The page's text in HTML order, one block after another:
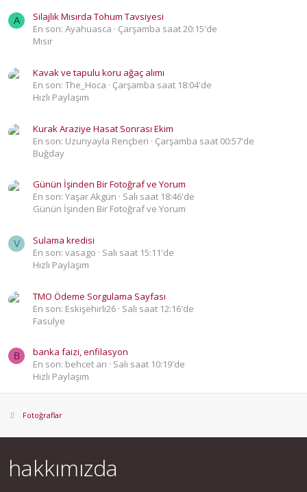
A
Silajlık Mısırda Tohum Tavsiyesi
En son: Ayahuasca
Çarşamba saat 20:15'de
Mısır
Kavak ve tapulu koru ağaç alımı
En son: The_Hoca
Çarşamba saat 18:04'de
Hızlı Paylaşım
Kurak Araziye Hasat Sonrası Ekim
En son: Uzunyayla Rençberi
Çarşamba saat 00:57'de
Buğday
Günün İşinden Bir Fotoğraf ve Yorum
En son: Yaşar Akgün
Salı saat 18:46'de
Günün İşinden Bir Fotoğraf ve Yorum
V
Sulama kredisi
En son: vasago
Salı saat 15:11'de
Hızlı Paylaşım
TMO Ödeme Sorgulama Sayfası
En son: Eskişehirli26 Salı saat 12:16'de
Fasulye
B
banka faizi, enfilasyon
En son: behcet arı
Salı saat 10:19'de
Hızlı Paylaşım
Fotoğraflar
hakkımızda